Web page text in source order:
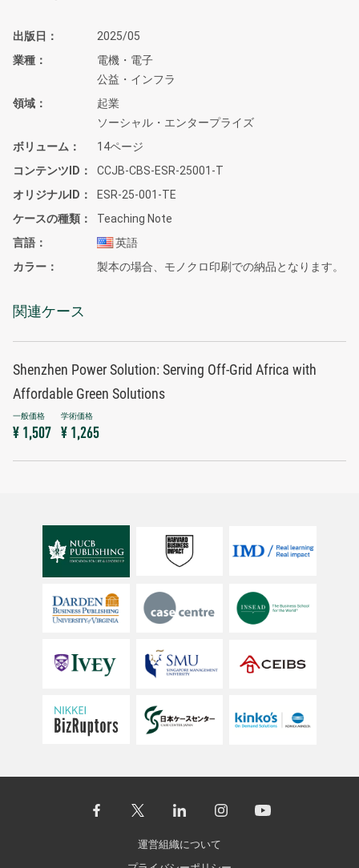
出版日
2025/05
業種
電機・電子
公益・インフラ
領域
起業
ソーシャル・エンタープライズ
ボリューム
14ページ
コンテンツID
CCJB-CBS-ESR-25001-T
オリジナルID
ESR-25-001-TE
ケースの種類
Teaching Note
言語
英語
カラー
製本の場合、モノクロ印刷での納品となります。
関連ケース
Shenzhen Power Solution: Serving Off-Grid Africa with
Affordable Green Solutions
¥ 1,507 ¥ 1,265
運営組織について